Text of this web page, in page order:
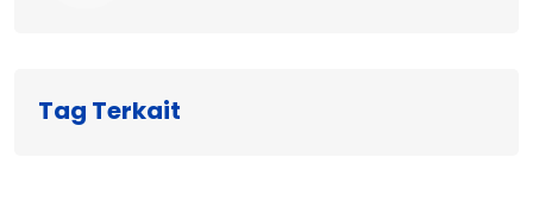
Tag Terkait